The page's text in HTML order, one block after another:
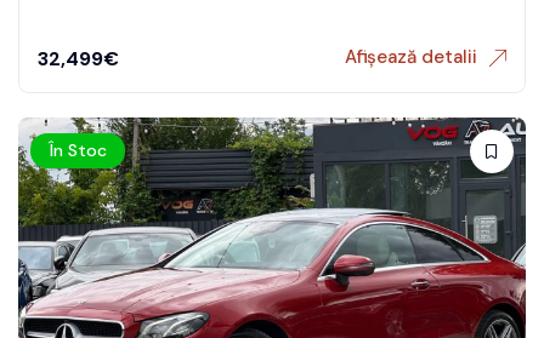
32,499€ Afișează detalii
În Stoc